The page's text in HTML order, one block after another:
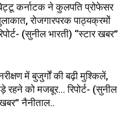
बिट्टू कर्नाटक ने कुलपति प्रोफेसर
रोजगारपरक पाठ्यक्रमों
(सुनील भारती) “स्टार खबर”
में बुजुर्गों की बढ़ी मुश्किलें,
रहने को मजबूर… रिपोर्ट- (सुनील
नैनीताल..